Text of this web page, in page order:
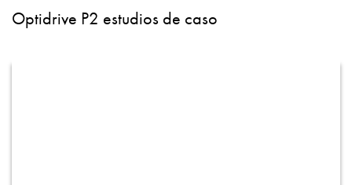
Optidrive P2 estudios de caso